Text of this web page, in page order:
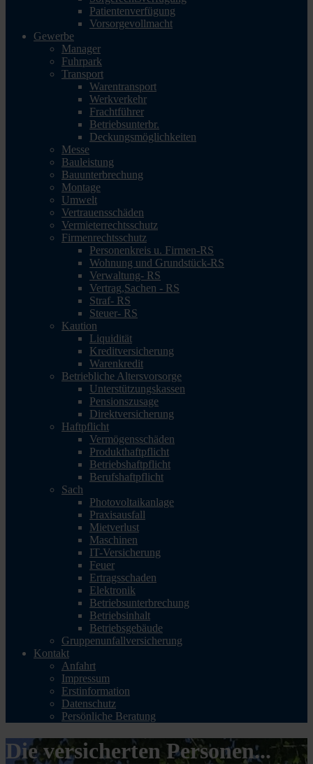
Patientenverfügung
Vorsorgevollmacht
Gewerbe
Manager
Fuhrpark
Transport
Warentransport
Werkverkehr
Frachtführer
Betriebsunterbr.
Deckungsmöglichkeiten
Messe
Bauleistung
Bauunterbrechung
Montage
Umwelt
Vertrauensschäden
Vermieterrechtsschutz
Firmenrechtsschutz
Personenkreis u. Firmen-RS
Wohnung und Grundstück-RS
Verwaltung- RS
Vertrag,Sachen - RS
Straf- RS
Steuer- RS
Kaution
Liquidität
Kreditversicherung
Warenkredit
Betriebliche Altersvorsorge
Unterstützungskassen
Pensionszusage
Direktversicherung
Haftpflicht
Vermögensschäden
Produkthaftpflicht
Betriebshaftpflicht
Berufshaftpflicht
Sach
Photovoltaikanlage
Praxisausfall
Mietverlust
Maschinen
IT-Versicherung
Feuer
Ertragsschaden
Elektronik
Betriebsunterbrechung
Betriebsinhalt
Betriebsgebäude
Gruppenunfallversicherung
Kontakt
Anfahrt
Impressum
Erstinformation
Datenschutz
Persönliche Beratung
Die versicherten Personen...